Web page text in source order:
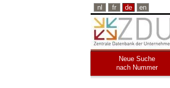
nl fr de en
Neue Suche
nach Nummer